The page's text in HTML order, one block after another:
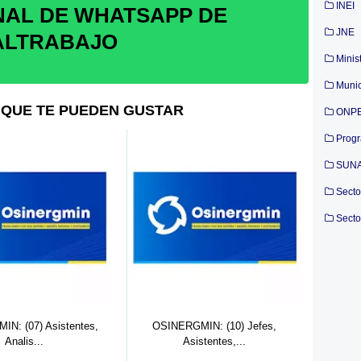
DE WHATSAPP DE
TE PUEDEN GUSTAR
(10) Jefes,
ASISTENTES DE D...
INEI
JNE